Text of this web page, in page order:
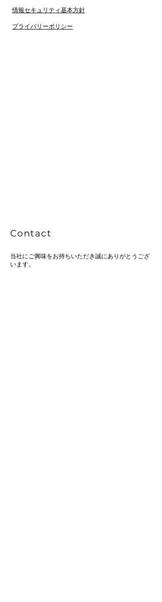
情報セキュリティ基本方針
​プライバリーポリシー
Contact
当社にご興味をお持ちいただき誠にありがとうござ
います。